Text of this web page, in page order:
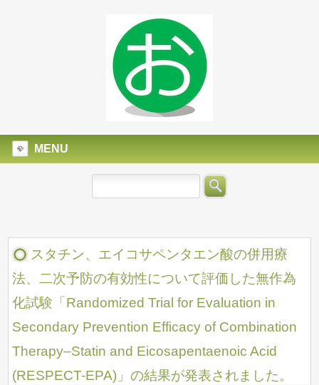
MENU
スタチン、エイコサペンタエン酸の併用療
法、二次予防の有効性について評価した無作為
化試験「Randomized Trial for Evaluation in
Secondary Prevention Efficacy of Combination
Therapy–Statin and Eicosapentaenoic Acid
(RESPECT-EPA)」の結果が発表されました。